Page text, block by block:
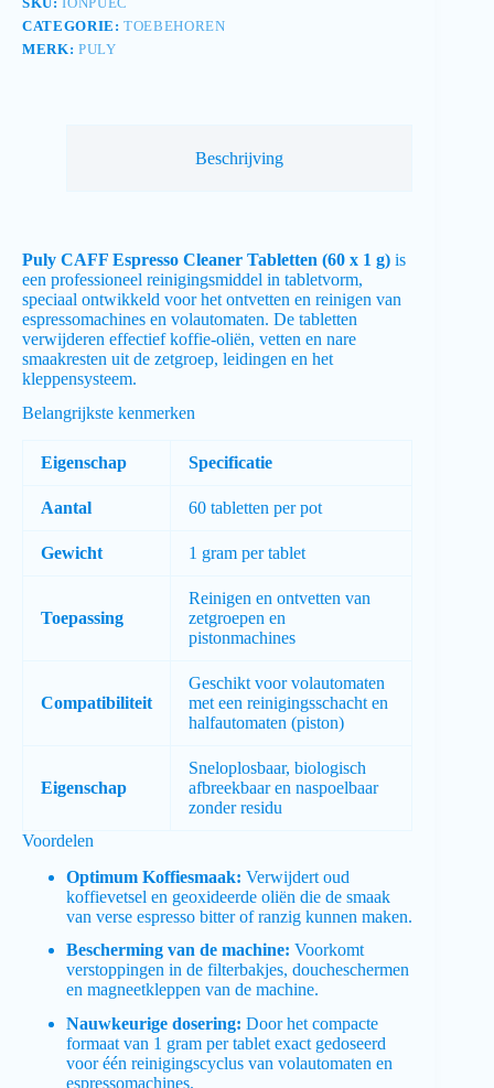
CATEGORIE:TOEBEHOREN
MERK: PULY
Beschrijving
Puly CAFF Espresso Cleaner Tabletten (60 x 1 g) is
een professioneel reinigingsmiddel in tabletvorm,
speciaal ontwikkeld voor het ontvetten en reinigen van
espressomachines en volautomaten. De tabletten
verwijderen effectief koffie-oliën, vetten en nare
smaakresten uit de zetgroep, leidingen en het
kleppensysteem.
Belangrijkste kenmerken
Eigenschap Specificatie
Aantal 60 tabletten per pot
Gewicht 1 gram per tablet
Toepassing
Reinigen en ontvetten van
zetgroepen en
pistonmachines
Compatibiliteit
Geschikt voor volautomaten
met een reinigingsschacht en
halfautomaten (piston)
Eigenschap
Sneloplosbaar, biologisch
afbreekbaar en naspoelbaar
zonder residu
Voordelen
Optimum Koffiesmaak: Verwijdert oud
koffievetsel en geoxideerde oliën die de smaak
van verse espresso bitter of ranzig kunnen maken.
Bescherming van de machine: Voorkomt
verstoppingen in de filterbakjes, doucheschermen
en magneetkleppen van de machine.
Nauwkeurige dosering: Door het compacte
formaat van 1 gram per tablet exact gedoseerd
voor één reinigingscyclus van volautomaten en
espressomachines.